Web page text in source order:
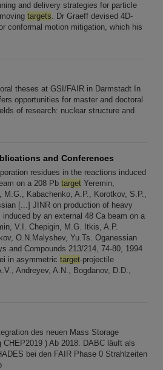
and delivery strategies for particle
targets. Dr Graeff devised 4D-
conformal motion mitigation, which his
theses at GSI/FAIR in Darmstadt In
opportunities for master and doctoral
of research: nuclear structure and
and Conferences
residues in the reactions induced
on a 208 Pb target Yeremin,
Kabachenko, A.P., Korotkov, S.P.,
[...] JINR on production of heavy
by an external 48 Ca beam on a
V.I. Chepigin, M.G. Itkis, A.P.
O.N.Malyshev, Yu.Ts. Oganessian
and Compounds 213/214, 74-80, 1994
in asymmetric target-projectile
Andreyev, A.N., Bogdanov, D.D.,
des neuen Mass Storage
CHEP2019 ) Ab 2018: DABC läuft als
bei den FAIR Phase 0 Strahlzeiten